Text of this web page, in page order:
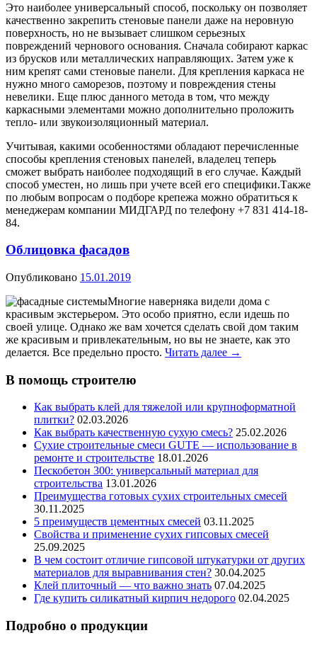
Это наиболее универсальный способ, поскольку он позволяет
качественно закрепить стеновые панели даже на неровную
поверхность, но не вызывает слишком серьезных
повреждений чернового основания. Сначала собирают каркас
из брусков или металлических направляющих. Затем уже к
ним крепят сами стеновые панели. Для крепления каркаса не
нужно много саморезов, поэтому и повреждения стены
невелики. Еще плюс данного метода в том, что между
каркасными элементами можно дополнительно проложить
тепло- или звукоизоляционный материал.
Учитывая, какими особенностями обладают перечисленные
способы крепления стеновых панелей, владелец теперь
сможет выбрать наиболее подходящий в его случае. Каждый
способ уместен, но лишь при учете всей его специфики.Также
по любым вопросам о подборе крепежа можно обратиться к
менеджерам компании МИДГАРД по телефону +7 831 414-18-
84.
Облицовка фасадов
Опубликовано 15.01.2019
Многие наверняка видели дома с
красивым экстерьером. Это особо приятно, если идешь по
своей улице. Однако же вам хочется сделать свой дом таким
же красивым и привлекательным, но вы не знаете, как это
делается. Все предельно просто. Читать далее →
В помощь строителю
Как выбрать клей для тяжелой или крупноформатной
плитки? 02.03.2026
Как выбрать качественную сухую смесь? 25.02.2026
Сухие строительные смеси GUTE — использование в
ремонте и строительстве 18.01.2026
Пескобетон 300: универсальный материал для
строительства 13.01.2026
Преимущества готовых сухих строительных смесей
30.11.2025
5 преимуществ цементных смесей 03.11.2025
Свойства и применение сухих гипсовых смесей
25.09.2025
В чем состоит отличие гипсовой штукатурки от других
материалов для выравнивания стен? 30.04.2025
Клей плиточный — что важно знать 07.04.2025
Где купить силикатный кирпич недорого 02.04.2025
Подробно о продукции